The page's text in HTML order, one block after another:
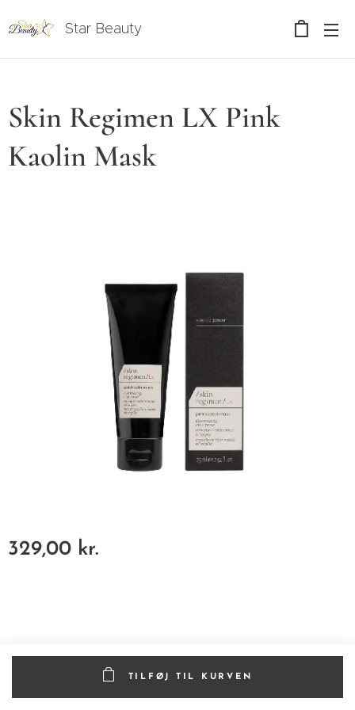
Star Beauty
Skin Regimen LX Pink
Kaolin Mask
329,00 kr.
TILFØJ TIL KURVEN